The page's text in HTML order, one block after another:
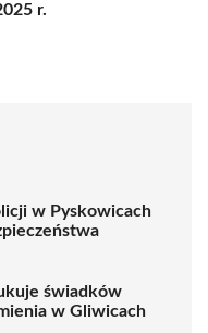
r.
w Pyskowicach
świadków
w Gliwicach